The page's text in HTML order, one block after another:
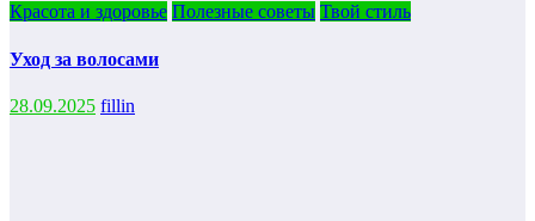
Красота и здоровье Полезные советы Твой стиль
Уход за волосами
28.09.2025 fillin